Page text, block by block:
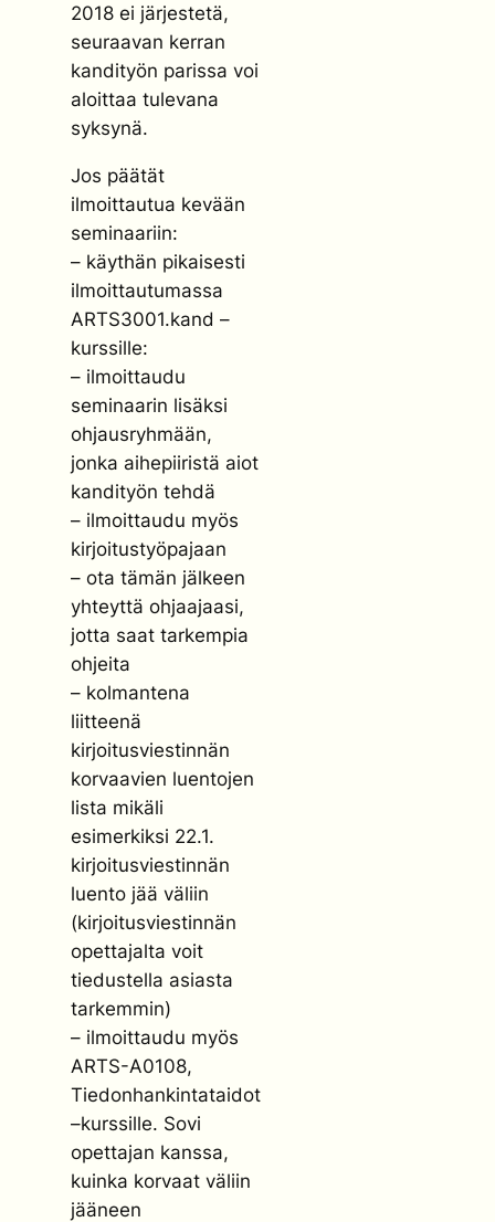
2018 ei järjestetä,
seuraavan kerran
kandityön parissa voi
aloittaa tulevana
syksynä.
Jos päätät
ilmoittautua kevään
seminaariin:
– käythän pikaisesti
ilmoittautumassa
ARTS3001.kand –
kurssille:
– ilmoittaudu
seminaarin lisäksi
ohjausryhmään,
jonka aihepiiristä aiot
kandityön tehdä
– ilmoittaudu myös
kirjoitustyöpajaan
– ota tämän jälkeen
yhteyttä ohjaajaasi,
jotta saat tarkempia
ohjeita
– kolmantena
liitteenä
kirjoitusviestinnän
korvaavien luentojen
lista mikäli
esimerkiksi 22.1.
kirjoitusviestinnän
luento jää väliin
(kirjoitusviestinnän
opettajalta voit
tiedustella asiasta
tarkemmin)
– ilmoittaudu myös
ARTS-A0108,
Tiedonhankintataidot
–kurssille. Sovi
opettajan kanssa,
kuinka korvaat väliin
jääneen